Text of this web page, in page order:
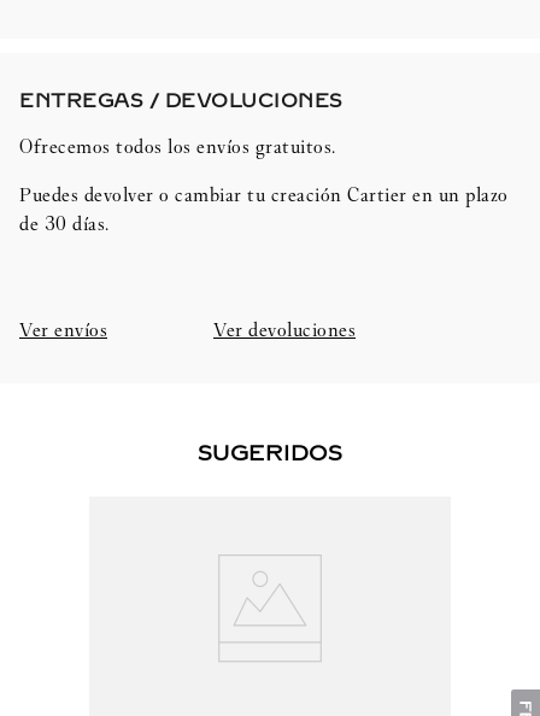
ENTREGAS / DEVOLUCIONES​
Ofrecemos todos los envíos gratuitos.
Puedes devolver o cambiar tu creación Cartier en un plazo
de 30 días.​
Ver envíos Ver devoluciones
SUGERIDOS